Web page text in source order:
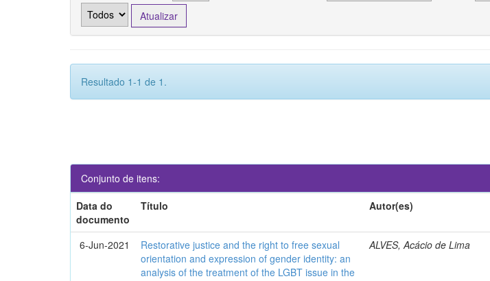
Resultado 1-1 de 1.
Conjunto de itens:
Data do
documento
Título Autor(es)
6-Jun-2021
Restorative justice and the right to free sexual
orientation and expression of gender identity: an
analysis of the treatment of the LGBT issue in the
ALVES, Acácio de Lima